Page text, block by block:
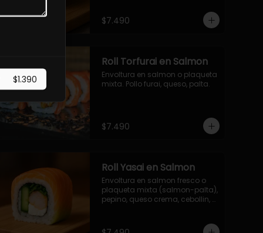
$7.490
Roll Torfurai en Salmon
Envoltura en salmon o plaqueta
mixta. Pollo furai, queso, palta.
$7.490
Roll Yasai en Salmon
Envoltura en salmon fresco o
plaqueta mixta (salmon-palta),
pepino, queso crema, cebollin,
$1.390